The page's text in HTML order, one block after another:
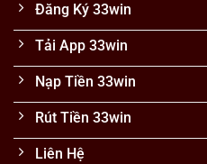
Đăng Ký 33win
Tải App 33win
Nạp Tiền 33win
Rút Tiền 33win
Liên Hệ